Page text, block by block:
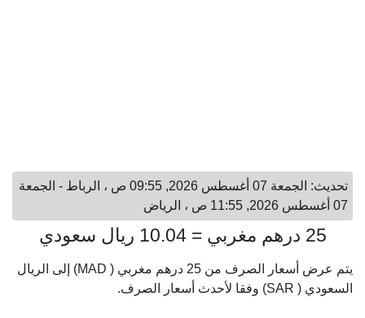
تحديث: الجمعة 07 أغسطس 2026, 09:55 ص ، الرباط - الجمعة
07 أغسطس 2026, 11:55 ص ، الرياض
25 درهم مغربي = 10.04 ريال سعودي
يتم عرض أسعار الصرف من 25 درهم مغربي ( MAD) إلى الريال
السعودي ( SAR) وفقا لأحدث أسعار الصرف.